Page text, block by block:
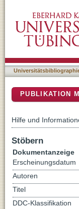
PUBLIKATION
Hilfe und
Stöbern
Dokumentanzeige
Erscheinungsdatum
Autoren
Titel
DDC-Klassifikation